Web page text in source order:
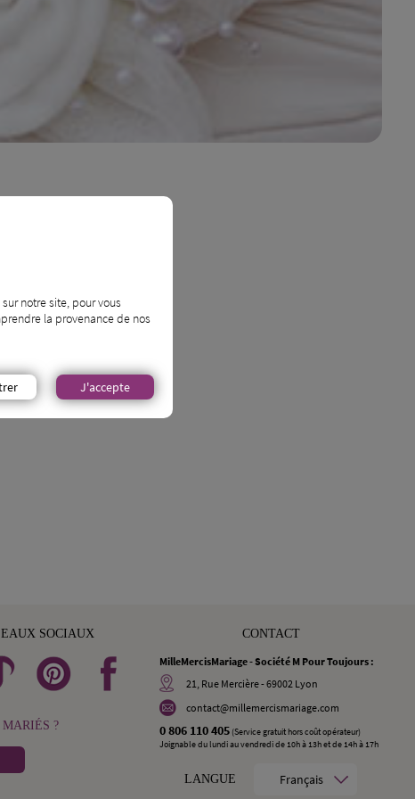
?
SOCIAUX
?
CONTACT
MilleMercisMariage - Société M Pour Toujours :
21, Rue Mercière - 69002 Lyon
contact@millemercismariage.com
0 806 110 405 (Service gratuit hors coût opérateur)
Joignable du lundi au vendredi de 10h à 13h et de 14h à 17h
LANGUE Français
notre site, pour vous
la provenance de nos
J'accepte